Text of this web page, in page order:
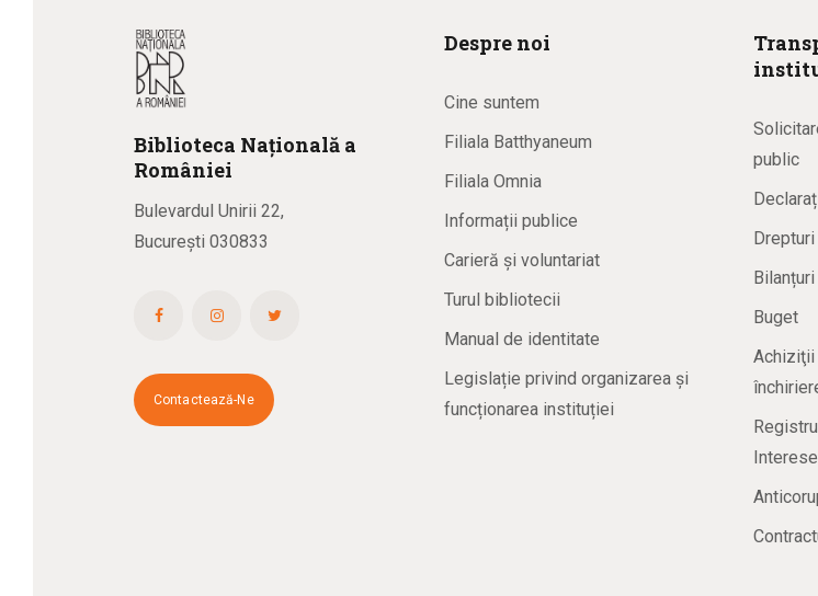
Biblioteca Națională a
României
Bulevardul Unirii 22,
București 030833
Contactează-Ne
Despre noi
Cine suntem
Filiala Batthyaneum
Filiala Omnia
Informații publice
Carieră și voluntariat
Turul bibliotecii
Manual de identitate
Legislație privind organizarea și
funcționarea instituției
public
Buget
Achiziţii